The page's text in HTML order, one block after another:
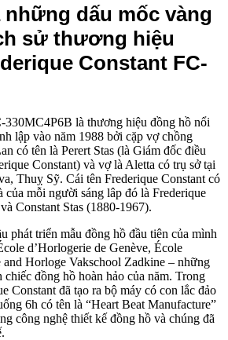
dấu mốc vàng
sử thương hiệu
Constant FC-
330MC4P6B là thương hiệu đồng hồ nổi
lập vào năm 1988 bởi cặp vợ chồng
có tên là Perert Stas (là Giám đốc điều
Constant) và vợ là Aletta có trụ sở tại
Thuỵ Sỹ. Cái tên Frederique Constant có
của mỗi người sáng lâp đó là Frederique
Constant Stas (1880-1967).
phát triển mẫu đồng hồ đầu tiên của mình
d’Horlogerie de Genève, École
and Horloge Vakschool Zadkine – những
đồng hồ hoàn hảo của năm. Trong
Constant đã tạo ra bộ máy có con lắc đảo
6h có tên là “Heart Beat Manufacture”
công nghệ thiết kế đồng hồ và chúng đã